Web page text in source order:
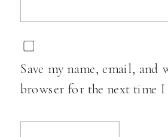
Save my name, email, and
browser for the next time I